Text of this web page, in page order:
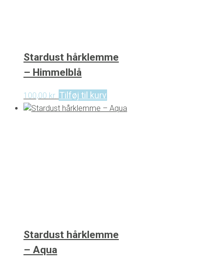
Stardust hårklemme
– Himmelblå
100,00 kr. Tilføj til kurv
Stardust hårklemme
– Aqua